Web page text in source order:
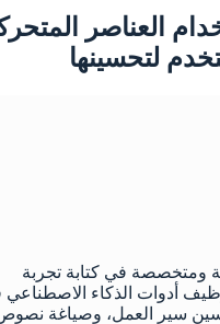
العناصر
لتحسينها
ومتخصصة في كتابة تجربة
أدوات الذكاء
سير العمل، وصياغة